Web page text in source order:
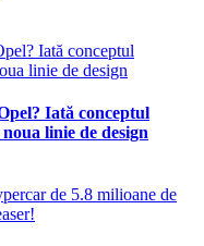
Iată conceptul
linie de design